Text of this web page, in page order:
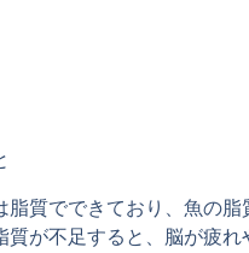
脂質でできており、魚の
が不足すると、脳が疲れ